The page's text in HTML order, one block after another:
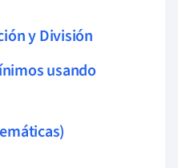
y División
usando